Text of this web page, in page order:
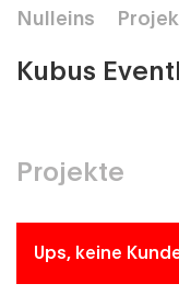
Nulleins
Kubus
Projekte
Ups, keine